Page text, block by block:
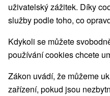
Nejprodávanější
Obce a města
Štós (2)
uživatelský zážitek. Díky
služby podle toho, co
Kdykoli se můžete
používání cookies chcete
Zákon uvádí, že můžeme
zařízení, pokud jsou